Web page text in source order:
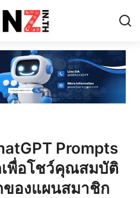
Prompts
พื่อโชว์คุณสมบัติ
องแผนสมาชิก